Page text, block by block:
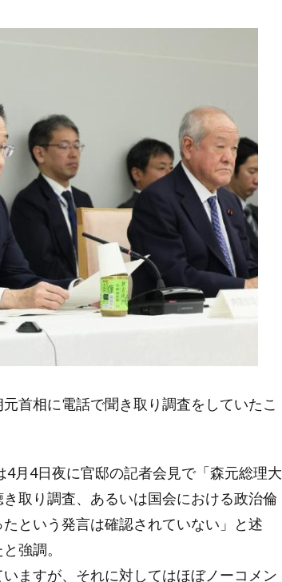
首相に電話で聞き取り調査をしていたこ
月4日夜に官邸の記者会見で「森元総理大
取り調査、あるいは国会における政治倫
という発言は確認されていない」と述
強調。
ますが、それに対してはほぼノーコメン